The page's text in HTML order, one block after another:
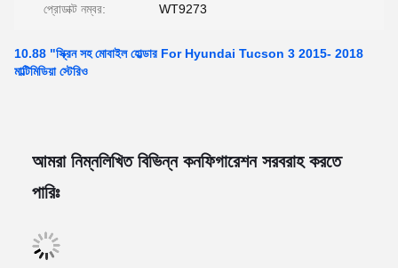
প্রোডাক্ট নম্বর: WT9273
10.88 "স্ক্রিন সহ মোবাইল হোল্ডার For Hyundai Tucson 3 2015- 2018
মাল্টিমিডিয়া স্টেরিও
আমরা নিম্নলিখিত বিভিন্ন কনফিগারেশন সরবরাহ করতে
পারিঃ